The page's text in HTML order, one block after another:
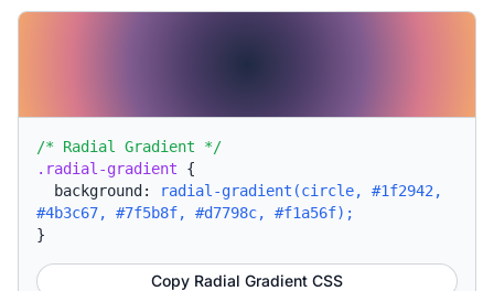
/* Radial Gradient */
.radial-gradient {
background:
radial-gradient(circle, #1f2942,
#4b3c67, #7f5b8f, #d7798c, #f1a56f);
}
Copy Radial Gradient CSS